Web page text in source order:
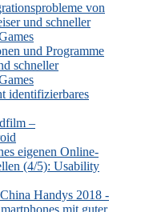
von
und schneller
und Programme
schneller
identifizierbares
–
eigenen Online-
(4/5): Usability
Handys 2018 -
mit guter